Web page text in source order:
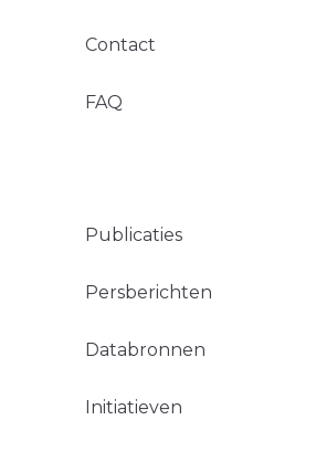
Contact
FAQ
Publicaties
Persberichten
Databronnen
Initiatieven